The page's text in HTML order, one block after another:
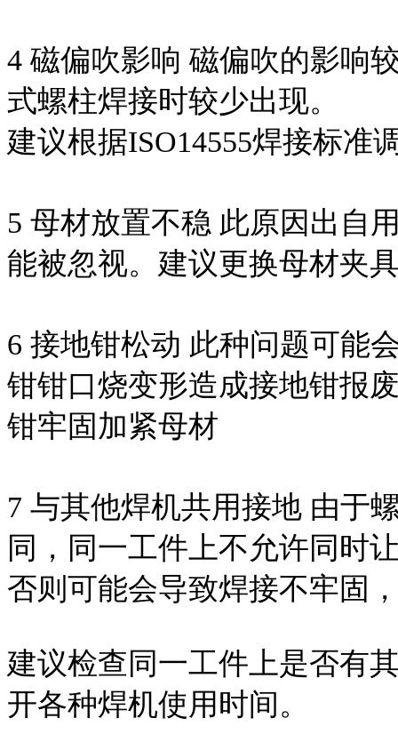
4 磁偏吹影响 磁偏吹的影响
式螺柱焊接时较少出现。
建议根据ISO14555焊接标准
5 母材放置不稳 此原因出自
能被忽视。建议更换母材夹
6 接地钳松动 此种问题可能
钳钳口烧变形造成接地钳报
钳牢固加紧母材
7 与其他焊机共用接地 由于
同，同一工件上不允许同时
否则可能会导致焊接不牢
建议检查同一工件上是否有
开各种焊机使用时间。